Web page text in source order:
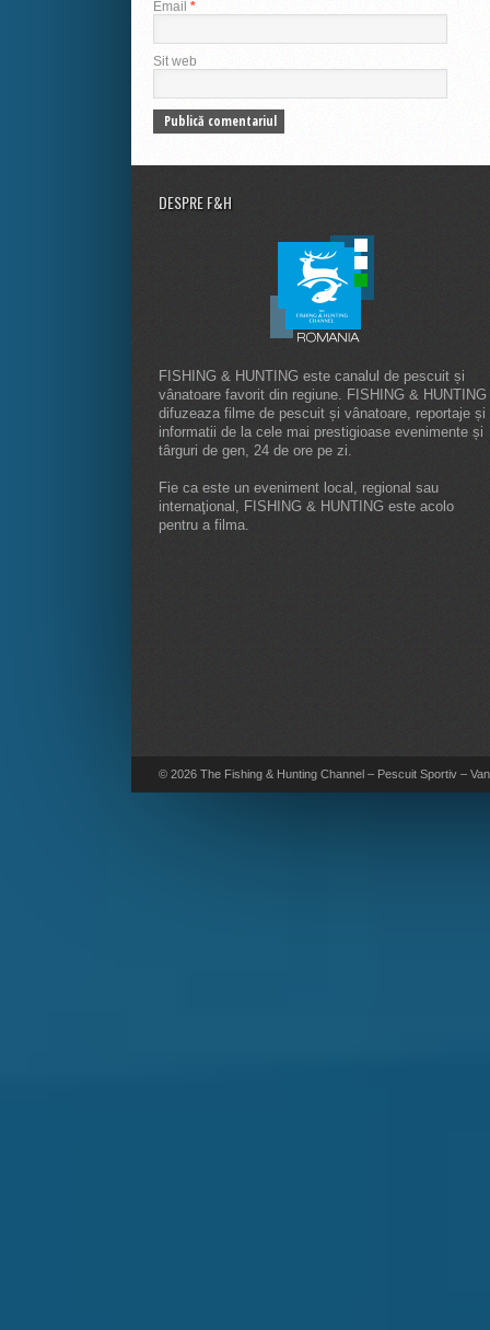
Email *
Sit web
DESPRE F&H
FISHING & HUNTING este canalul de pescuit și
vânatoare favorit din regiune. FISHING & HUNTING
difuzeaza filme de pescuit și vânatoare, reportaje și
informatii de la cele mai prestigioase evenimente și
târguri de gen, 24 de ore pe zi.
Fie ca este un eveniment local, regional sau
internaţional, FISHING & HUNTING este acolo
pentru a filma.
© 2026 The Fishing & Hunting Channel – Pescuit Sportiv –